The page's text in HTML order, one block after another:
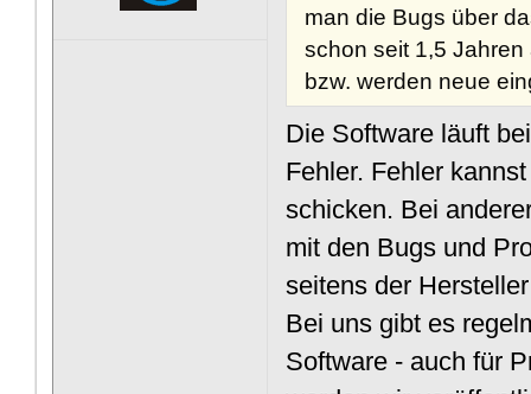
man die Bugs über
schon seit 1,5
bzw. werden neue
Die Software läuft
Fehler. Fehler
schicken. Bei
mit den Bugs und
seitens der
Bei uns gibt es
Software - auch für